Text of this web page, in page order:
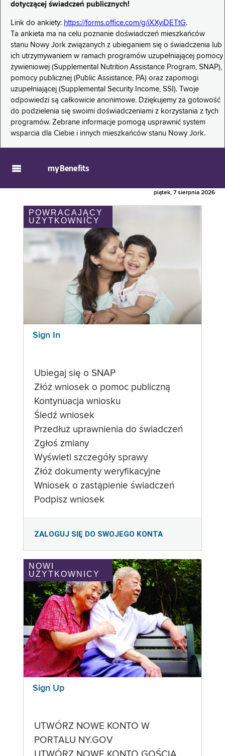
dotyczącej świadczeń publicznych!
Link do ankiety: https://forms.office.com/g/iXXyiDETtG.
Ta ankieta ma na celu poznanie doświadczeń mieszkańców
stanu Nowy Jork związanych z ubieganiem się o świadczenia lub
ich utrzymywaniem w ramach programów uzupełniającej pomocy
żywieniowej (Supplemental Nutrition Assistance Program, SNAP),
pomocy publicznej (Public Assistance, PA) oraz zapomogi
uzupełniającej (Supplemental Security Income, SSI). Twoje
odpowiedzi są całkowicie anonimowe. Dziękujemy za gotowość
do podzielenia się swoimi doświadczeniami z korzystania z tych
programów. Zebrane informacje pomogą usprawnić system
wsparcia dla Ciebie i innych mieszkańców stanu Nowy Jork.
myBenefits
piątek, 7 sierpnia 2026
POWRACAJĄCY
UŻYTKOWNICY
Sign In
Ubiegaj się o SNAP
Złóż wniosek o pomoc publiczną
Kontynuacja wniosku
Śledź wniosek
Przedłuż uprawnienia do świadczeń
Zgłoś zmiany
Wyświetl szczegóły sprawy
Złóż dokumenty weryfikacyjne
Wniosek o zastąpienie świadczeń
Podpisz wniosek
ZALOGUJ SIĘ DO SWOJEGO KONTA
NOWI
UŻYTKOWNICY
Sign Up
UTWÓRZ NOWE KONTO W
PORTALU NY.GOV